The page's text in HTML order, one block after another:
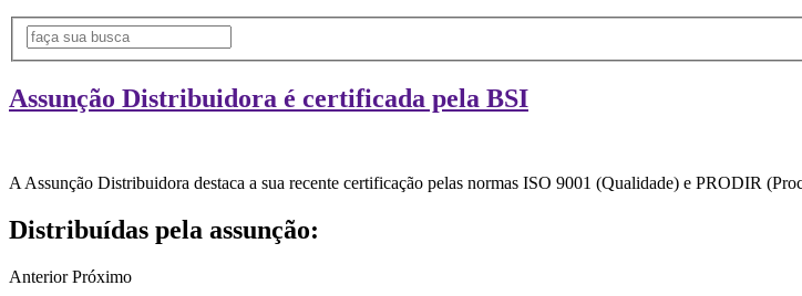
Assunção Distribuidora é certificada pela BSI
A Assunção Distribuidora destaca a sua recente certificação pelas normas ISO 9001 (Qualidade) e PRODIR
Distribuídas pela assunção:
Anterior Próximo